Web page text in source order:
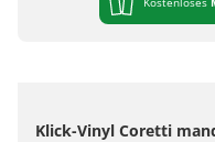
Klick-Vinyl Coretti